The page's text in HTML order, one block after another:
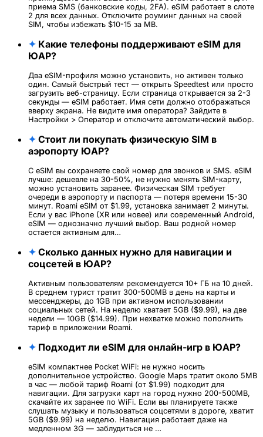
приема SMS (банковские коды, 2FA). eSIM работает в слоте
2 для всех данных. Отключите роуминг данных на своей
SIM, чтобы избежать $10-15 за MB.
✦ Какие телефоны поддерживают eSIM для
ЮАР?
Два eSIM-профиля можно установить, но активен только
один. Самый быстрый тест — открыть Speedtest или просто
загрузить веб-страницу. Если страница открывается за 2-3
секунды — eSIM работает. Имя сети должно отображаться
вверху экрана. Не видите имя оператора? Зайдите в
Настройки > Оператор и отключите автоматический выбор.
✦ Стоит ли покупать физическую SIM в
аэропорту ЮАР?
С eSIM вы сохраняете свой номер для звонков и SMS. eSIM
лучше: дешевле на 30-50%, не нужно менять SIM-карту,
можно установить заранее. Физическая SIM требует
очереди в аэропорту и паспорта — потеря времени 15-30
минут. Roami eSIM от $1.99, установка занимает 2 минуты.
Если у вас iPhone (XR или новее) или современный Android,
eSIM — однозначно лучший выбор. Ваш родной номер
остается активным для…
✦ Сколько данных нужно для навигации и
соцсетей в ЮАР?
Активным пользователям рекомендуется 10+ ГБ на 10 дней.
В среднем турист тратит 300-500MB в день на карты и
мессенджеры, до 1GB при активном использовании
социальных сетей. На неделю хватает 5GB ($9.99), на две
недели — 10GB ($14.99). При нехватке можно пополнить
тариф в приложении Roami.
✦ Подходит ли eSIM для онлайн-игр в ЮАР?
eSIM компактнее Pocket WiFi: не нужно носить
дополнительное устройство. Google Maps тратит около 5MB
в час — любой тариф Roami (от $1.99) подходит для
навигации. Для загрузки карт на город нужно 200-500MB,
скачайте их заранее по WiFi. Если вы планируете также
слушать музыку и пользоваться соцсетями в дороге, хватит
5GB ($9.99) на неделю. Навигация работает даже на
медленном 3G — заблудиться не …